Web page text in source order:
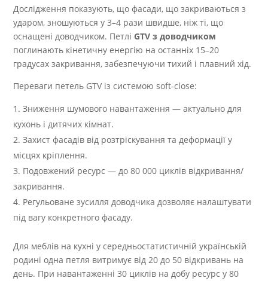
Дослідження показують, що фасади, що закриваються з
ударом, зношуються у 3–4 рази швидше, ніж ті, що
оснащені доводчиком. ПетліGTV з доводчиком
поглинають кінетичну енергію на останніх 15–20
градусах закривання, забезпечуючи тихий і плавний хід.
Переваги петель GTV із системою soft-close:
Зниження шумового навантаження — актуально для
кухонь і дитячих кімнат.
Захист фасадів від розтріскування та деформації у
місцях кріплення.
Подовжений ресурс — до 80 000 циклів відкривання/
закривання.
Регульоване зусилля доводчика дозволяє налаштувати
під вагу конкретного фасаду.
Для меблів на кухні у середньостатистичній українській
родині одна петля витримує від 20 до 50 відкривань на
день. При навантаженні 30 циклів на добу ресурс у 80